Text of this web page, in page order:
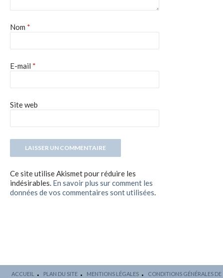
Nom *
E-mail *
Site web
Ce site utilise Akismet pour réduire les
indésirables. En savoir plus sur comment les
données de vos commentaires sont utilisées.
ACCUEIL PLAN DU SITE MENTIONS LÉGALES CONDITIONS GÉNÉRALES DE